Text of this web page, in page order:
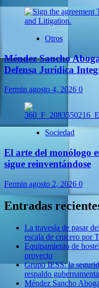
Otros
Méndez Sancho
Defensa Jurídica
Fermin agosto 4, 2026 0
Sociedad
El arte del monólogo
sigue reinventándose
Fermin agosto 2, 2026 0
Entradas
La travesía de pasar
escala de crucero por
Equipamiento de
proyecto
Grupo IESS: la
respaldo
Méndez Sancho